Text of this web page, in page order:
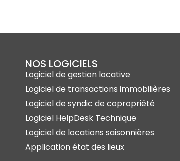
NOS LOGICIELS
Logiciel de gestion locative
Logiciel de transactions immobilières
Logiciel de syndic de copropriété
Logiciel HelpDesk Technique
Logiciel de locations saisonnières
Application état des lieux